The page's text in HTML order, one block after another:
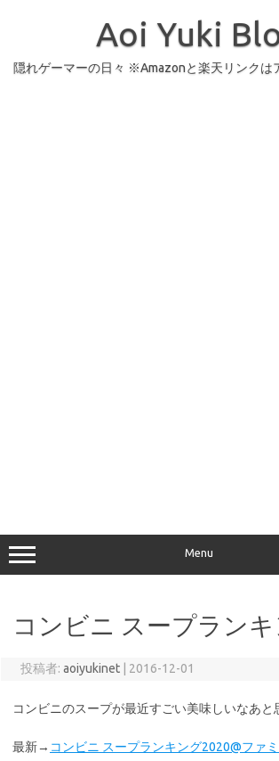
Aoi Yuki
隠れゲーマーの日々 ※Amazonと楽天リンクは
Menu
コンビニ スープラン
投稿者: aoiyukinet 2016-12-01
コンビニのスープが最近すごい美味しいなあと
最新→ コンビニ スープランキング2020@ファ